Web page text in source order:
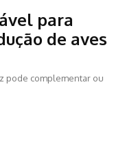
para
de aves
pode complementar ou